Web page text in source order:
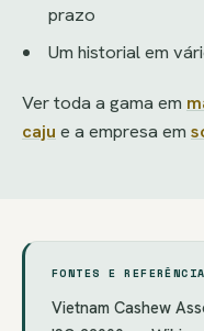
prazo
Um historial em
Ver toda a gama em
caju e a empresa em
FONTES E
Vietnam Cashew